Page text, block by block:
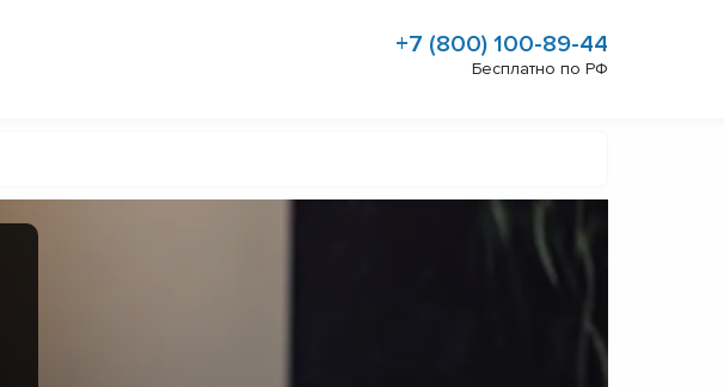
+7 (800) 100-89-44
Бесплатно по РФ